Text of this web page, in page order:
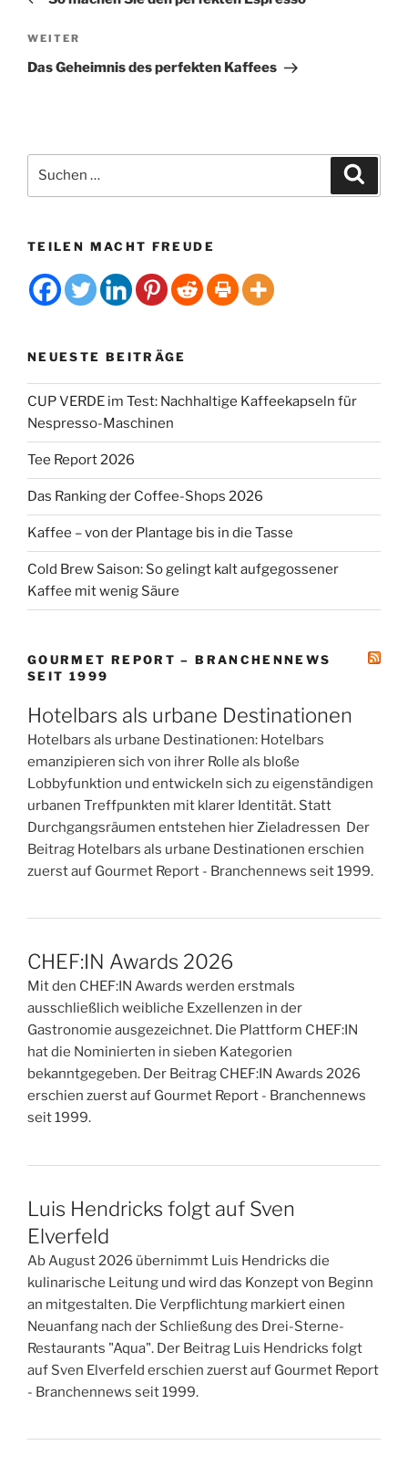
a
t
:
Nächster
Beitrag
WEITER
Das Geheimnis des perfekten Kaffees
nach:
TEILEN MACHT FREUDE
NEUESTE BEITRÄGE
CUP VERDE im Test: Nachhaltige Kaffeekapseln für
Nespresso-Maschinen
Tee Report 2026
Das Ranking der Coffee-Shops 2026
Kaffee – von der Plantage bis in die Tasse
Cold Brew Saison: So gelingt kalt aufgegossener
Kaffee mit wenig Säure
GOURMET REPORT – BRANCHENNEWS
SEIT 1999
Hotelbars als urbane Destinationen
Hotelbars als urbane Destinationen: Hotelbars
emanzipieren sich von ihrer Rolle als bloße
Lobbyfunktion und entwickeln sich zu eigenständigen
urbanen Treffpunkten mit klarer Identität. Statt
Durchgangsräumen entstehen hier Zieladressen Der
Beitrag Hotelbars als urbane Destinationen erschien
zuerst auf Gourmet Report - Branchennews seit 1999.
CHEF:IN Awards 2026
Mit den CHEF:IN Awards werden erstmals
ausschließlich weibliche Exzellenzen in der
Gastronomie ausgezeichnet. Die Plattform CHEF:IN
hat die Nominierten in sieben Kategorien
bekanntgegeben. Der Beitrag CHEF:IN Awards 2026
erschien zuerst auf Gourmet Report - Branchennews
seit 1999.
Luis Hendricks folgt auf Sven
Elverfeld
Ab August 2026 übernimmt Luis Hendricks die
kulinarische Leitung und wird das Konzept von Beginn
an mitgestalten. Die Verpflichtung markiert einen
Neuanfang nach der Schließung des Drei-Sterne-
Restaurants "Aqua". Der Beitrag Luis Hendricks folgt
auf Sven Elverfeld erschien zuerst auf Gourmet Report
- Branchennews seit 1999.